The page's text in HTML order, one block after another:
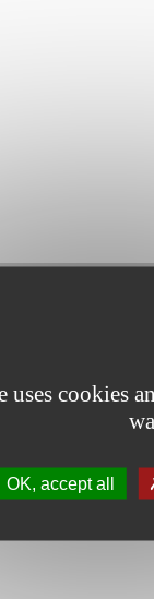
uses cookies
OK, accept all